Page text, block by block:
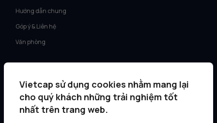
Hướng dẫn chung
Góp ý & Liên hệ
Văn phòng
Tư vấn KH Cá nhân
Môi giới KH tổ chức
Quản lý gia sản
Vietcap sử dụng cookies nhằm mang lại
cho quý khách những trải nghiệm tốt
nhất trên trang web.